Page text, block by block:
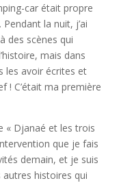
car était propre
la nuit, j’ai
des scènes qui
mais dans
les avoir écrites et
! C’était ma première
« Djanaé et les trois
que je fais
demain, et je suis
histoires qui